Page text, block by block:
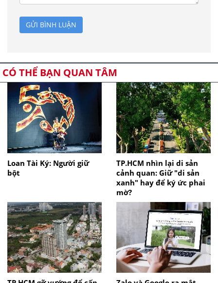
GỬI BÌNH LUẬN
CÓ THỂ BẠN QUAN TÂM
Loan Tài Ký: Người giữ
bột
TP.HCM nhìn lại di sản
cảnh quan: Giữ "di sản
xanh" hay để ký ức phai
mờ?